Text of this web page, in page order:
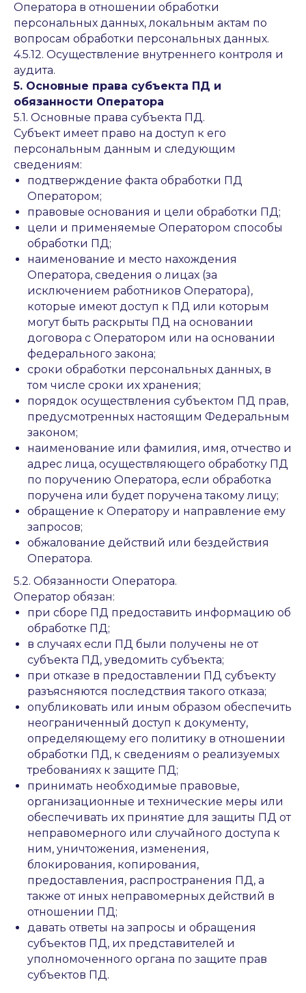
Оператора в отношении обработки
персональных данных, локальным актам по
вопросам обработки персональных данных.
4.5.12. Осуществление внутреннего контроля и
аудита.
5. Основные права субъекта ПД и
обязанности Оператора
5.1. Основные права субъекта ПД.
Субъект имеет право на доступ к его
персональным данным и следующим
сведениям:
подтверждение факта обработки ПД
Оператором;
правовые основания и цели обработки ПД;
цели и применяемые Оператором способы
обработки ПД;
наименование и место нахождения
Оператора, сведения о лицах (за
исключением работников Оператора),
которые имеют доступ к ПД или которым
могут быть раскрыты ПД на основании
договора с Оператором или на основании
федерального закона;
сроки обработки персональных данных, в
том числе сроки их хранения;
порядок осуществления субъектом ПД прав,
предусмотренных настоящим Федеральным
законом;
наименование или фамилия, имя, отчество и
адрес лица, осуществляющего обработку ПД
по поручению Оператора, если обработка
поручена или будет поручена такому лицу;
обращение к Оператору и направление ему
запросов;
обжалование действий или бездействия
Оператора.
5.2. Обязанности Оператора.
Оператор обязан:
при сборе ПД предоставить информацию об
обработке ПД;
в случаях если ПД были получены не от
субъекта ПД, уведомить субъекта;
при отказе в предоставлении ПД субъекту
разъясняются последствия такого отказа;
опубликовать или иным образом обеспечить
неограниченный доступ к документу,
определяющему его политику в отношении
обработки ПД, к сведениям о реализуемых
требованиях к защите ПД;
принимать необходимые правовые,
организационные и технические меры или
обеспечивать их принятие для защиты ПД от
неправомерного или случайного доступа к
ним, уничтожения, изменения,
блокирования, копирования,
предоставления, распространения ПД, а
также от иных неправомерных действий в
отношении ПД;
давать ответы на запросы и обращения
субъектов ПД, их представителей и
уполномоченного органа по защите прав
субъектов ПД.